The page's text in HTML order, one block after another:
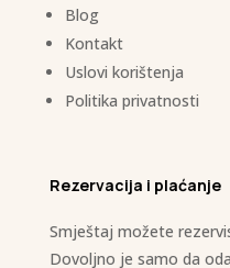
Blog
Kontakt
Uslovi korištenja
Politika privatnosti
Rezervacija i plaćanje
Smještaj možete
Dovoljno je samo da